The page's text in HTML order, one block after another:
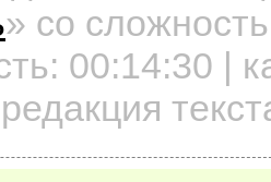
» со
00:14:30 |